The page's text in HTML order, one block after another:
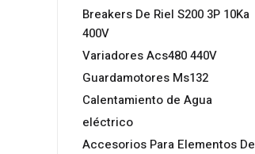
Breakers De Riel S200 3P 10Ka
400V
Variadores Acs480 440V
Guardamotores Ms132
Calentamiento de Agua
eléctrico
Accesorios Para Elementos De